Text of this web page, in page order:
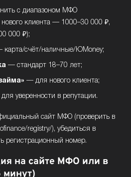
с диапазоном МФО
клиента — 1000–30 000 ₽,
000 ₽);
карта/счёт/наличные/ЮMoney;
— стандарт 18–70 лет;
— для нового клиента;
уверенности в репутации.
сайт МФО (проверить в
registry/), убедиться в
регистрационный номер.
на сайте МФО или в